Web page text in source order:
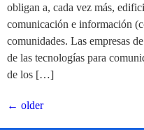
obligan a, cada vez más,
comunicación e información
comunidades. Las empresas
de las tecnologías para
de los […]
← older